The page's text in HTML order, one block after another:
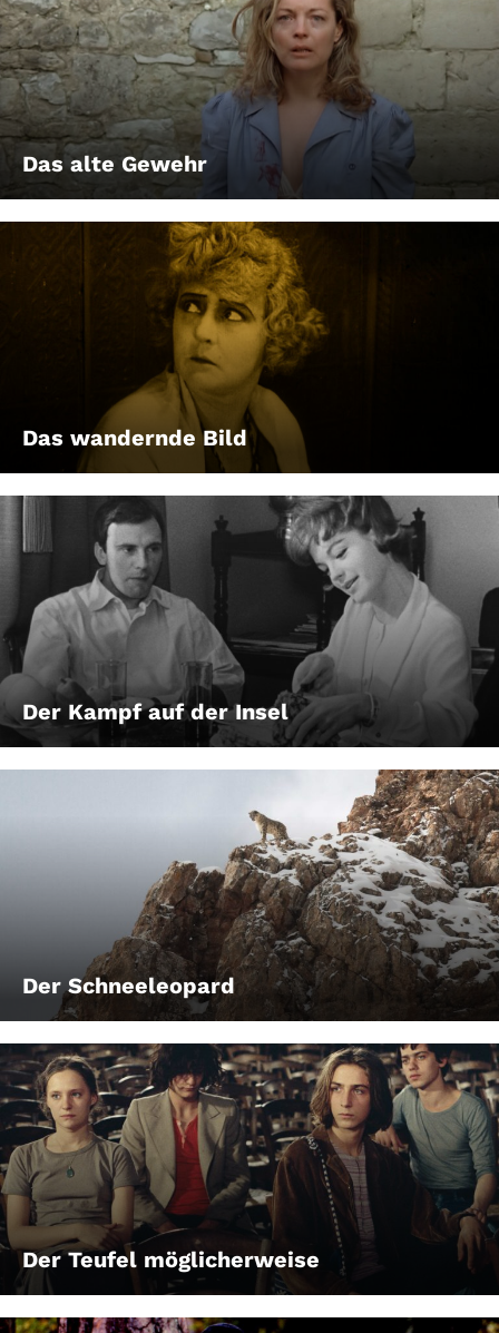
Das alte Gewehr
Das wandernde Bild
Der Kampf auf der Insel
Der Schneeleopard
Der Teufel möglicherweise